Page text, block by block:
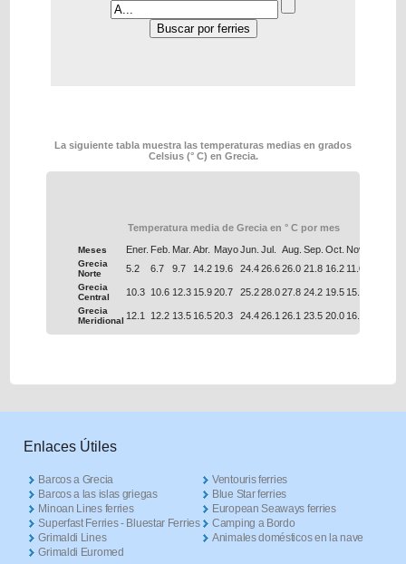
La siguiente tabla muestra las temperaturas medias en grados
Celsius (° C) en Grecia.
Temperatura media de Grecia en ° C por mes
Meses Ener. Feb. Mar. Abr. MayoJun. Jul. Aug. Sep. Oct. Nov.
Grecia
Norte
5.2 6.7 9.7 14.2 19.6 24.426.626.0 21.8 16.2 11.0
Grecia
Central
10.3 10.6 12.3 15.920.7 25.228.027.8 24.2 19.5 15.4
Grecia
Meridional 12.1 12.2 13.5 16.520.3 24.426.1 26.1 23.5 20.0 16.6
Enlaces Útiles
Barcos a Grecia
Barcos a las islas griegas
Minoan Lines ferries
Superfast Ferries - Bluestar Ferries
Grimaldi Lines
Grimaldi Euromed
Ventouris ferries
Blue Star ferries
European Seaways ferries
Camping a Bordo
Animales domésticos en la nave